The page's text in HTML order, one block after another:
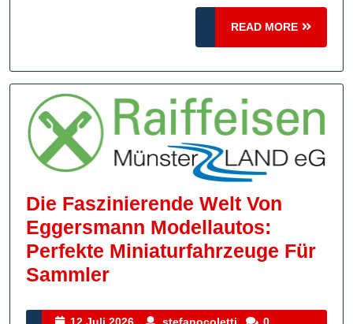
READ MORE
READ
MORE
Die Faszinierende Welt Von
Eggersmann Modellautos:
Perfekte Miniaturfahrzeuge Für
SammlerDie
12 Juli 2026 12 stefanocoletti stefanocoletti
0